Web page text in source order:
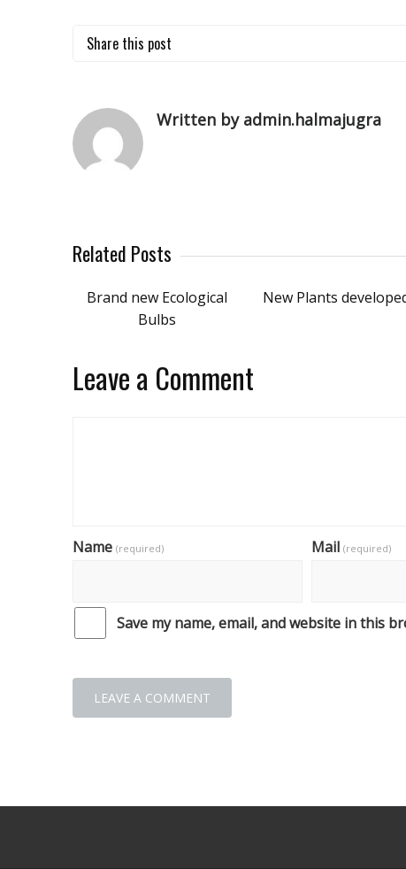
Share this post
Written by admin.halmajugra
Related Posts
Brand new Ecological
Bulbs
New Plants
Leave a Comment
Name (required) Mail (required)
Save my name, email, and website in this